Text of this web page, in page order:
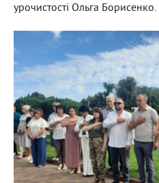
урочистості Ольга Борисенко.